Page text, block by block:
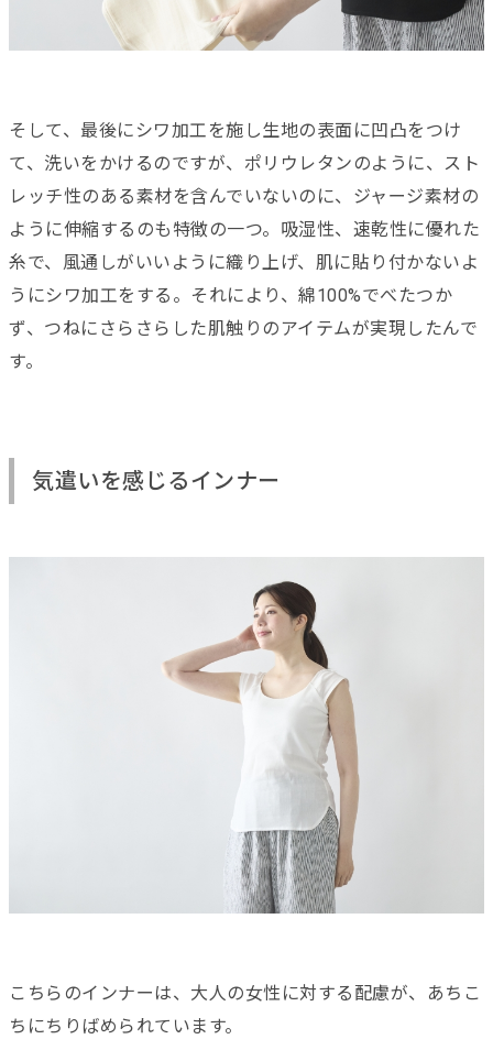
そして、最後にシワ加工を施し生地の表面に凹凸をつけ
て、洗いをかけるのですが、ポリウレタンのように、スト
レッチ性のある素材を含んでいないのに、ジャージ素材の
ように伸縮するのも特徴の一つ。吸湿性、速乾性に優れた
糸で、風通しがいいように織り上げ、肌に貼り付かないよ
うにシワ加工をする。それにより、綿100%でべたつか
ず、つねにさらさらした肌触りのアイテムが実現したんで
す。
気遣いを感じるインナー
こちらのインナーは、大人の女性に対する配慮が、あちこ
ちにちりばめられています。